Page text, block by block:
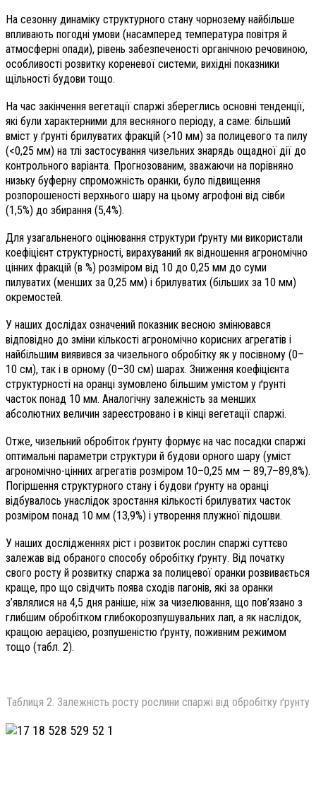
На сезонну динаміку структурного стану чорнозему найбільше
впливають погодні умови (насамперед температура повітря й
атмосферні опади), рівень забезпеченості органічною речовиною,
особливості розвитку кореневої системи, вихідні показники
щільності будови тощо.
На час закінчення вегетації спаржі збереглись основні тенденції,
які були характерними для весняного періоду, а саме: більший
вміст у ґрунті брилуватих фракцій (>10 мм) за полицевого та пилу
(<0,25 мм) на тлі застосування чизельних знарядь ощадної дії до
контрольного варіанта. Прогнозованим, зважаючи на порівняно
низьку буферну спроможність оранки, було підвищення
розпорошеності верхнього шару на цьому агрофоні від сівби
(1,5%) до збирання (5,4%).
Для узагальненого оцінювання структури ґрунту ми використали
коефіцієнт структурності, вирахуваний як відношення агрономічно
цінних фракцій (в %) розміром від 10 до 0,25 мм до суми
пилуватих (менших за 0,25 мм) і брилуватих (більших за 10 мм)
окремостей.
У наших дослідах означений показник весною змінювався
відповідно до зміни кількості агрономічно корисних агрегатів і
найбільшим виявився за чизельного обробітку як у посівному (0–
10 см), так і в орному (0–30 см) шарах. Зниження коефіцієнта
структурності на оранці зумовлено більшим умістом у ґрунті
часток понад 10 мм. Аналогічну залежність за менших
абсолютних величин зареєстровано і в кінці вегетації спаржі.
Отже, чизельний обробіток ґрунту формує на час посадки спаржі
оптимальні параметри структури й будови орного шару (уміст
агрономічно-цінних агрегатів розміром 10–0,25 мм — 89,7–89,8%).
Погіршення структурного стану і будови ґрунту на оранці
відбувалось унаслідок зростання кількості брилуватих часток
розміром понад 10 мм (13,9%) і утворення плужної підошви.
У наших дослідженнях ріст і розвиток рослин спаржі суттєво
залежав від обраного способу обробітку ґрунту. Від початку
свого росту й розвитку спаржа за полицевої оранки розвивається
краще, про що свідчить поява сходів пагонів, які за оранки
з’являлися на 4,5 дня раніше, ніж за чизелювання, що пов’язано з
глибшим обробітком глибокорозпушувальних лап, а як наслідок,
кращою аерацією, розпушеністю ґрунту, поживним режимом
тощо (табл. 2).
Таблиця 2. Залежність росту рослини спаржі від обробітку ґрунту